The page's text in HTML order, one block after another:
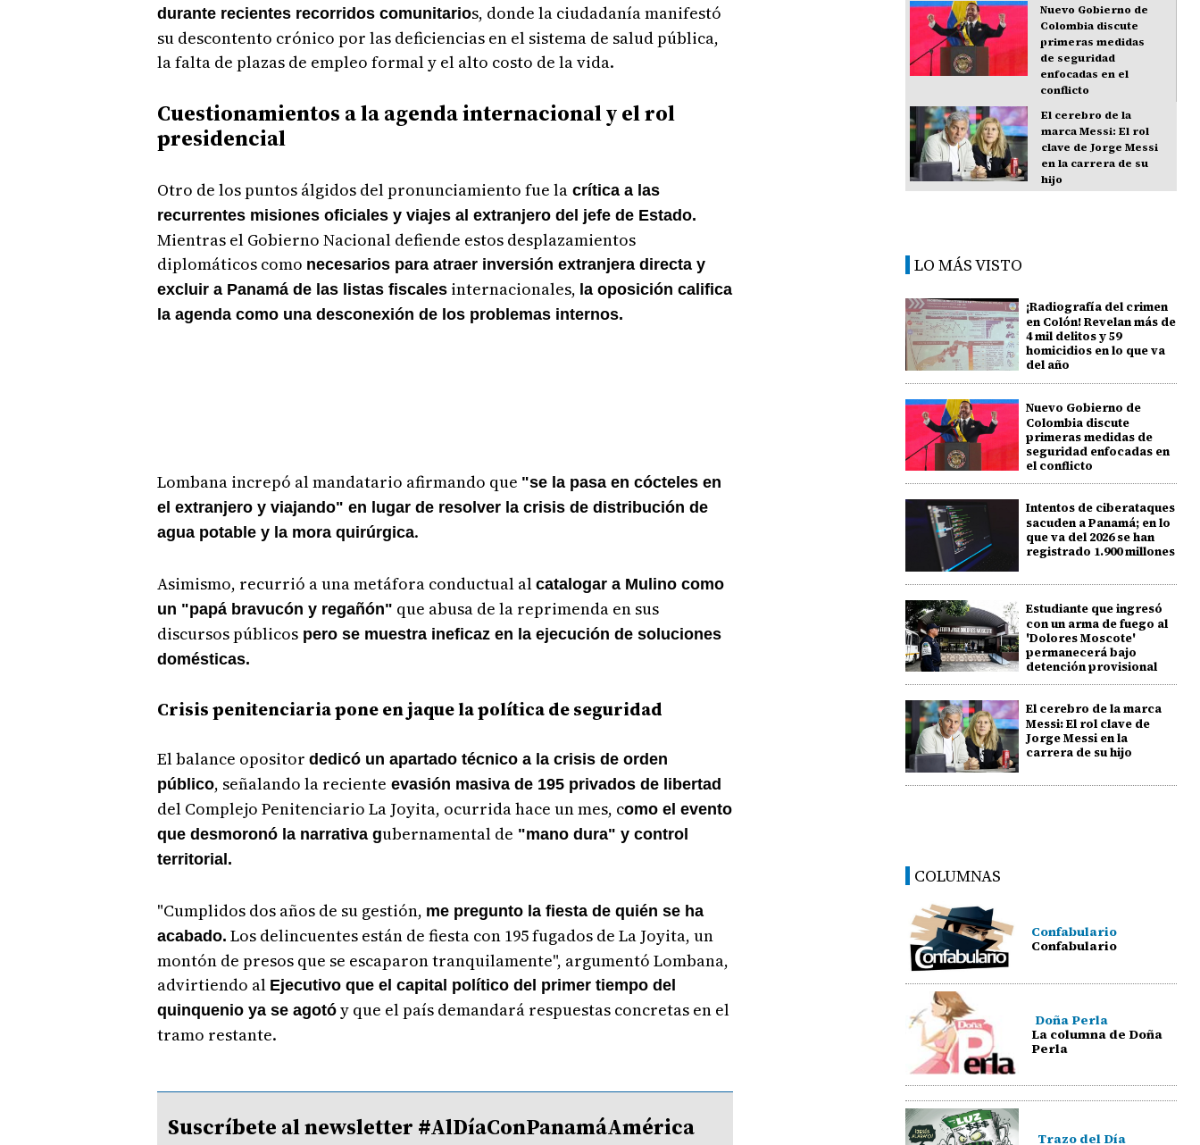
durante recientes recorridos comunitarios, donde la ciudadanía manifestó
su descontento crónico por las deficiencias en el sistema de salud pública,
la falta de plazas de empleo formal y el alto costo de la vida.
Cuestionamientos a la agenda internacional y el rol
presidencial
Otro de los puntos álgidos del pronunciamiento fue lacrítica a las
recurrentes misiones oficiales y viajes al extranjero del jefe de Estado.
Mientras el Gobierno Nacional defiende estos desplazamientos
diplomáticos como necesarios para atraer inversión extranjera directa y
excluir a Panamá de las listas fiscalesinternacionales, la oposición califica
la agenda como una desconexión de los problemas internos.
Lombana increpó al mandatario afirmando que "se la pasa en cócteles en
el extranjero y viajando" en lugar de resolver la crisis de distribución de
agua potable y la mora quirúrgica.
Asimismo, recurrió a una metáfora conductual al catalogar a Mulino como
un "papá bravucón y regañón" que abusa de la reprimenda en sus
discursos públicospero se muestra ineficaz en la ejecución de soluciones
domésticas.
Crisis penitenciaria pone en jaque la política de seguridad
El balance opositor dedicó un apartado técnico a la crisis de orden
público, señalando la reciente evasión masiva de 195 privados de libertad
del Complejo Penitenciario La Joyita, ocurrida hace un mes, como el evento
que desmoronó la narrativa gubernamental de "mano dura" y control
territorial.
"Cumplidos dos años de su gestión, me pregunto la fiesta de quién se ha
acabado. Los delincuentes están de fiesta con 195 fugados de La Joyita, un
montón de presos que se escaparon tranquilamente", argumentó Lombana,
advirtiendo al Ejecutivo que el capital político del primer tiempo del
quinquenio ya se agotóy que el país demandará respuestas concretas en el
tramo restante.
Suscríbete al newsletter #AlDíaConPanamáAmérica
Nuevo Gobierno de
Colombia discute
primeras medidas
de seguridad
enfocadas en el
conflicto
El cerebro de la
marca Messi: El rol
clave de Jorge Messi
en la carrera de su
hijo
LO MÁS VISTO
¡Radiografía del crimen
en Colón! Revelan más de
4 mil delitos y 59
homicidios en lo que va
del año
Nuevo Gobierno de
Colombia discute
primeras medidas de
seguridad enfocadas en
el conflicto
Intentos de ciberataques
sacuden a Panamá; en lo
que va del 2026 se han
registrado 1.900 millones
Estudiante que ingresó
con un arma de fuego al
'Dolores Moscote'
permanecerá bajo
detención provisional
El cerebro de la marca
Messi: El rol clave de
Jorge Messi en la
carrera de su hijo
COLUMNAS
Confabulario
Confabulario
Doña Perla
La columna de Doña
Perla
Trazo del Día